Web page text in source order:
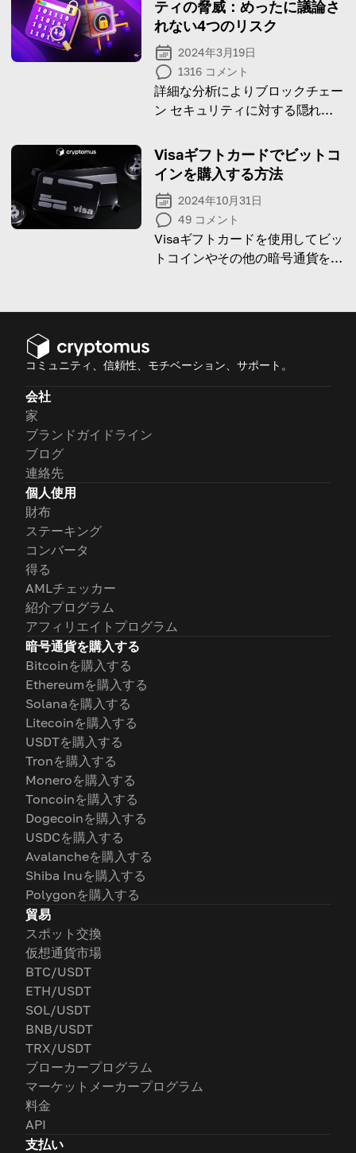
ティの脅威：めったに議論さ
れない4つのリスク
2024年3月19日
1316 コメント
詳細な分析によりブロックチェー
ン セキュリティに対する隠れた
るかを理解することで一歩先を進
みます。
Visaギフトカードでビットコ
インを購入する方法
2024年10月31日
49 コメント
Visaギフトカードを使用してビッ
トコインやその他の暗号通貨を購
う！
コミュニティ、信頼性、モチベーション、サポート。
会社
家
ブランドガイドライン
ブログ
連絡先
個人使用
財布
ステーキング
コンバータ
得る
AMLチェッカー
紹介プログラム
アフィリエイトプログラム
暗号通貨を購入する
Bitcoinを購入する
Ethereumを購入する
Solanaを購入する
Litecoinを購入する
USDTを購入する
Tronを購入する
Moneroを購入する
Toncoinを購入する
Dogecoinを購入する
USDCを購入する
Avalancheを購入する
Shiba Inuを購入する
Polygonを購入する
貿易
スポット交換
仮想通貨市場
BTC/USDT
ETH/USDT
SOL/USDT
BNB/USDT
TRX/USDT
ブローカープログラム
マーケットメーカープログラム
料金
API
支払い